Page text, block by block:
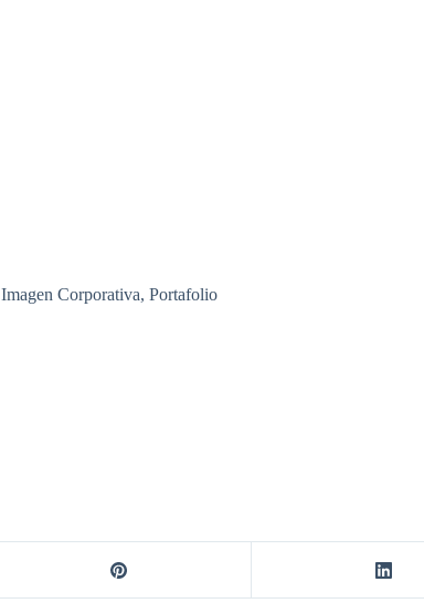
Imagen Corporativa, Portafolio